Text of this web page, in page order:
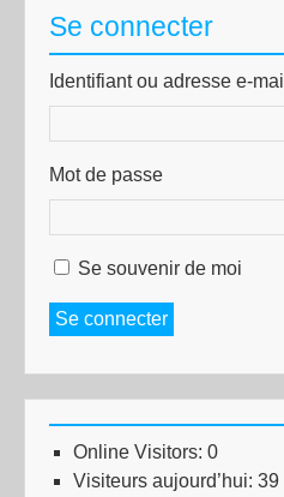
Se connecter
Identifiant ou adresse e-mail
Mot de passe
Se souvenir de moi
Se connecter
Online Visitors: 0
Visiteurs aujourd’hui: 39